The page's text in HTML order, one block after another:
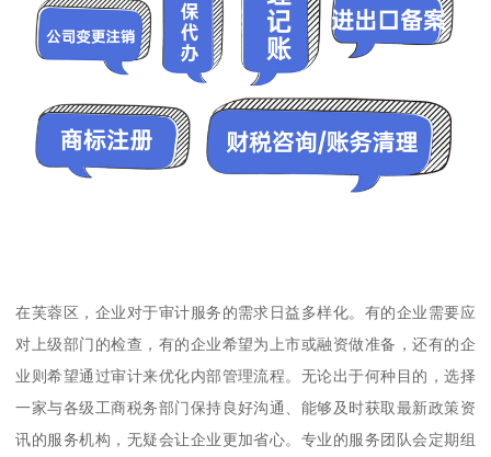
在芙蓉区，企业对于审计服务的需求日益多样化。有的企业需要应
对上级部门的检查，有的企业希望为上市或融资做准备，还有的企
业则希望通过审计来优化内部管理流程。无论出于何种目的，选择
一家与各级工商税务部门保持良好沟通、能够及时获取最新政策资
讯的服务机构，无疑会让企业更加省心。专业的服务团队会定期组